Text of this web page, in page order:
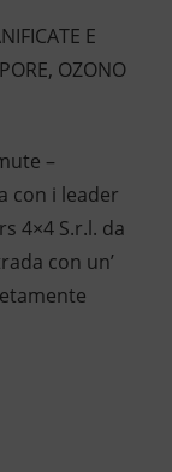
E
OZONO
–
con i leader
4×4 S.r.l. da
con un’